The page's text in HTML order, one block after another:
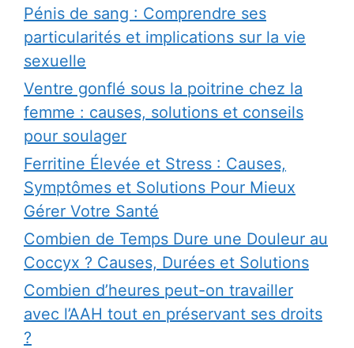
Pénis de sang : Comprendre ses
particularités et implications sur la vie
sexuelle
Ventre gonflé sous la poitrine chez la
femme : causes, solutions et conseils
pour soulager
Ferritine Élevée et Stress : Causes,
Symptômes et Solutions Pour Mieux
Gérer Votre Santé
Combien de Temps Dure une Douleur au
Coccyx ? Causes, Durées et Solutions
Combien d’heures peut-on travailler
avec l’AAH tout en préservant ses droits
?